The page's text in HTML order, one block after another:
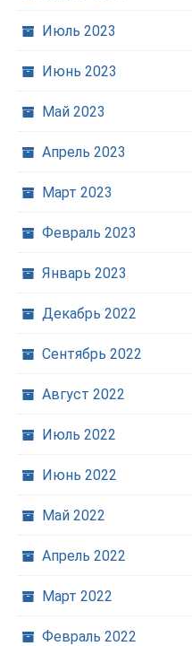
Июль 2023
Июнь 2023
Май 2023
Апрель 2023
Март 2023
Февраль 2023
Январь 2023
Декабрь 2022
Сентябрь 2022
Август 2022
Июль 2022
Июнь 2022
Май 2022
Апрель 2022
Март 2022
Февраль 2022